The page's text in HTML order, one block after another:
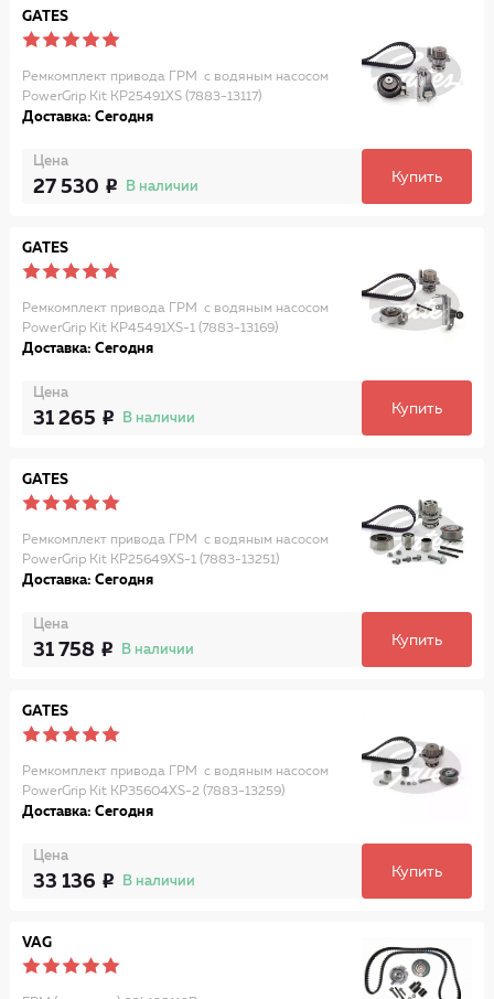
GATES
Ремкомплект привода ГРМ с водяным насосом
PowerGrip Kit KP25491XS (7883-13117)
Доставка: Сегодня
Цена
27 530 В наличии
Купить
GATES
Ремкомплект привода ГРМ с водяным насосом
PowerGrip Kit KP45491XS-1 (7883-13169)
Доставка: Сегодня
Цена
31 265 В наличии
Купить
GATES
Ремкомплект привода ГРМ с водяным насосом
PowerGrip Kit KP25649XS-1 (7883-13251)
Доставка: Сегодня
Цена
31 758 В наличии
Купить
GATES
Ремкомплект привода ГРМ с водяным насосом
PowerGrip Kit KP35604XS-2 (7883-13259)
Доставка: Сегодня
Цена
33 136 В наличии
Купить
VAG